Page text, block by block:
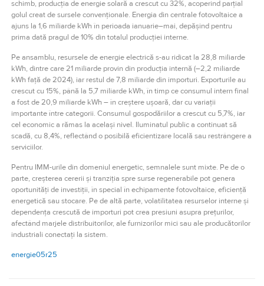
schimb, producția de energie solară a crescut cu 32%, acoperind parțial
golul creat de sursele convenționale. Energia din centrale fotovoltaice a
ajuns la 1,6 miliarde kWh în perioada ianuarie–mai, depășind pentru
prima dată pragul de 10% din totalul producției interne.
Pe ansamblu, resursele de energie electrică s-au ridicat la 28,8 miliarde
kWh, dintre care 21 miliarde provin din producția internă (–2,2 miliarde
kWh față de 2024), iar restul de 7,8 miliarde din importuri. Exporturile au
crescut cu 15%, până la 5,7 miliarde kWh, în timp ce consumul intern final
a fost de 20,9 miliarde kWh – în creștere ușoară, dar cu variații
importante între categorii. Consumul gospodăriilor a crescut cu 5,7%, iar
cel economic a rămas la același nivel. Iluminatul public a continuat să
scadă, cu 8,4%, reflectând o posibilă eficientizare locală sau restrângere a
serviciilor.
Pentru IMM-urile din domeniul energetic, semnalele sunt mixte. Pe de o
parte, creșterea cererii și tranziția spre surse regenerabile pot genera
oportunități de investiții, în special în echipamente fotovoltaice, eficiență
energetică sau stocare. Pe de altă parte, volatilitatea resurselor interne și
dependența crescută de importuri pot crea presiuni asupra prețurilor,
afectând marjele distribuitorilor, ale furnizorilor mici sau ale producătorilor
industriali conectați la sistem.
energie05r25